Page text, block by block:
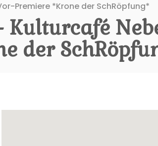
Premiere *Krone der SchRöpfung*
der